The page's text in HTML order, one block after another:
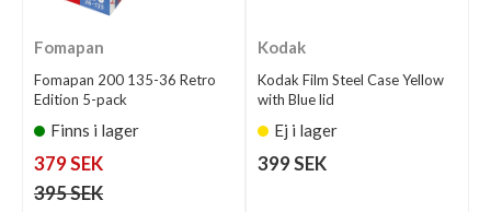
Fomapan
Fomapan 200 135-36 Retro
Edition 5-pack
Finns i lager
379 SEK
395 SEK
Kodak
Kodak Film Steel Case Yellow
with Blue lid
Ej i lager
399 SEK